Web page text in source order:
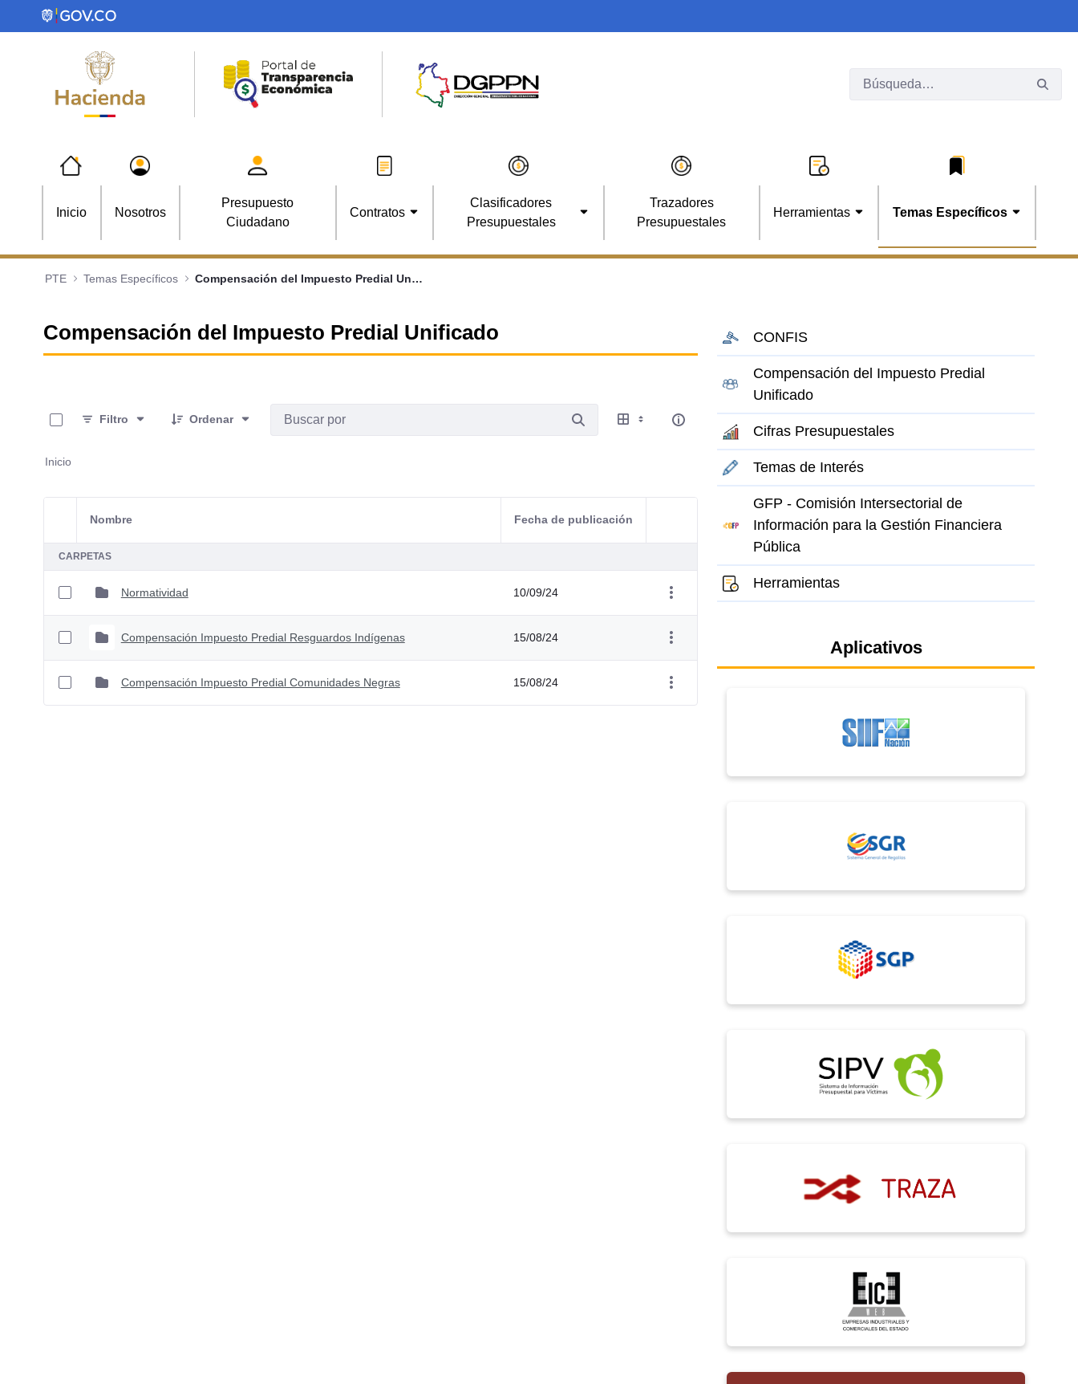
Saltar al contenido principal
Inicio Nosotros
Presupuesto
Ciudadano
Contratos
Clasificadores
Presupuestales
Trazadores
Presupuestales
Herramientas Temas Específicos
PTE Temas Específicos Compensación del Impuesto Predial Unificado
Compensación del Impuesto Predial Unificado
Filtro
Ordenar
Inicio
Selección del elemento
Nombre Fecha de publicación
Acciones del elemento
CARPETAS
Normatividad 10/09/24
Compensación Impuesto Predial Resguardos Indígenas 15/08/24
Compensación Impuesto Predial Comunidades Negras 15/08/24
CONFIS
Compensación del Impuesto Predial
Unificado
Cifras Presupuestales
Temas de Interés
GFP - Comisión Intersectorial de
Información para la Gestión Financiera
Pública
Herramientas
Aplicativos